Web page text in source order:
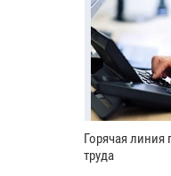
Горячая
труда